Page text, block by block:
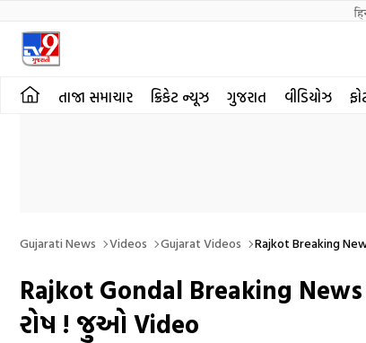
તાજા સમાચાર ક્રિકેટ ન્યૂઝ ગુજરાત વીડિયોઝ
Gujarati News Videos Gujarat Videos Rajkot Breaking
Rajkot Gondal Breaking News
રોષ ! જુઓ Video